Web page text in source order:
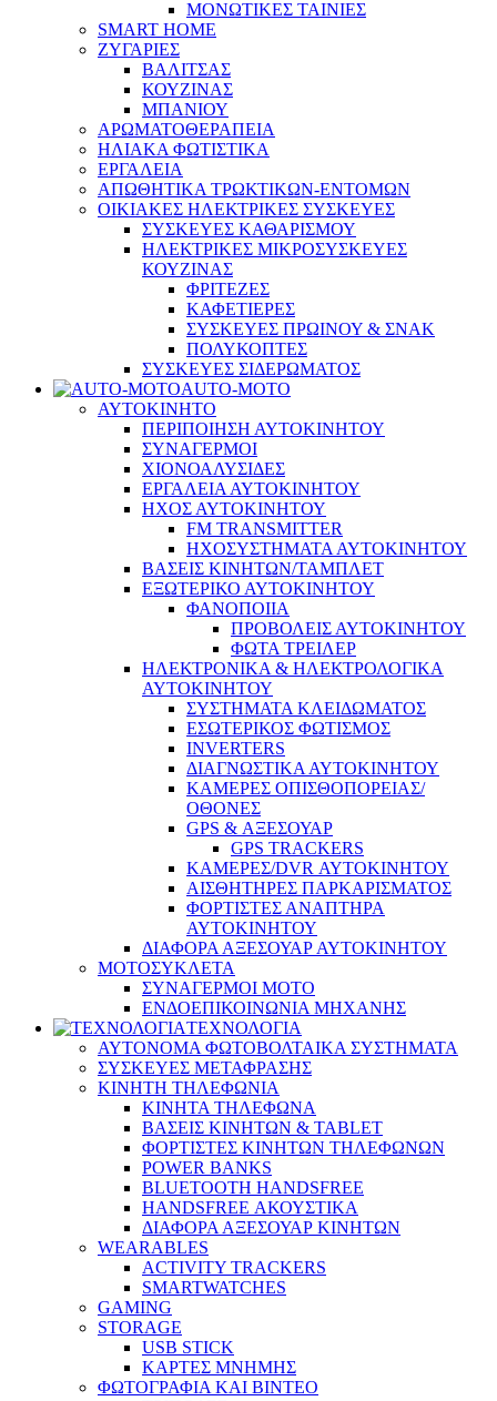
ΜΟΝΩΤΙΚΕΣ ΤΑΙΝΙΕΣ
SMART HOME
ΖΥΓΑΡΙΕΣ
ΒΑΛΙΤΣΑΣ
ΚΟΥΖΙΝΑΣ
ΜΠΑΝΙΟΥ
ΑΡΩΜΑΤΟΘΕΡΑΠΕΙΑ
ΗΛΙΑΚΑ ΦΩΤΙΣΤΙΚΑ
ΕΡΓΑΛΕΙΑ
ΑΠΩΘΗΤΙΚΑ ΤΡΩΚΤΙΚΩΝ-ΕΝΤΟΜΩΝ
ΟΙΚΙΑΚΕΣ ΗΛΕΚΤΡΙΚΕΣ ΣΥΣΚΕΥΕΣ
ΣΥΣΚΕΥΕΣ ΚΑΘΑΡΙΣΜΟΥ
ΗΛΕΚΤΡΙΚΕΣ ΜΙΚΡΟΣΥΣΚΕΥΕΣ
ΚΟΥΖΙΝΑΣ
ΦΡΙΤΕΖΕΣ
ΚΑΦΕΤΙΕΡΕΣ
ΣΥΣΚΕΥΕΣ ΠΡΩΙΝΟΥ & ΣΝΑΚ
ΠΟΛΥΚΟΠΤΕΣ
ΣΥΣΚΕΥΕΣ ΣΙΔΕΡΩΜΑΤΟΣ
AUTO-MOTO
ΑΥΤΟΚΙΝΗΤΟ
ΠΕΡΙΠΟΙΗΣΗ ΑΥΤΟΚΙΝΗΤΟΥ
ΣΥΝΑΓΕΡΜΟΙ
ΧΙΟΝΟΑΛΥΣΙΔΕΣ
ΕΡΓΑΛΕΙΑ ΑΥΤΟΚΙΝΗΤΟΥ
ΗΧΟΣ ΑΥΤΟΚΙΝΗΤΟΥ
FM TRANSMITTER
ΗΧΟΣΥΣΤΗΜΑΤΑ ΑΥΤΟΚΙΝΗΤΟΥ
ΒΑΣΕΙΣ ΚΙΝΗΤΩΝ/ΤΑΜΠΛΕΤ
ΕΞΩΤΕΡΙΚΟ ΑΥΤΟΚΙΝΗΤΟΥ
ΦΑΝΟΠΟΙΙΑ
ΠΡΟΒΟΛΕΙΣ ΑΥΤΟΚΙΝΗΤΟΥ
ΦΩΤΑ ΤΡΕΙΛΕΡ
ΗΛΕΚΤΡΟΝΙΚΑ & ΗΛΕΚΤΡΟΛΟΓΙΚΑ
ΑΥΤΟΚΙΝΗΤΟΥ
ΣΥΣΤΗΜΑΤΑ ΚΛΕΙΔΩΜΑΤΟΣ
ΕΣΩΤΕΡΙΚΟΣ ΦΩΤΙΣΜΟΣ
INVERTERS
ΔΙΑΓΝΩΣΤΙΚΑ ΑΥΤΟΚΙΝΗΤΟΥ
ΚΑΜΕΡΕΣ ΟΠΙΣΘΟΠΟΡΕΙΑΣ/
ΟΘΟΝΕΣ
GPS & ΑΞΕΣΟΥΑΡ
GPS TRACKERS
ΚΑΜΕΡΕΣ/DVR ΑΥΤΟΚΙΝΗΤΟΥ
ΑΙΣΘΗΤΗΡΕΣ ΠΑΡΚΑΡΙΣΜΑΤΟΣ
ΦΟΡΤΙΣΤΕΣ ΑΝΑΠΤΗΡΑ
ΑΥΤΟΚΙΝΗΤΟΥ
ΔΙΑΦΟΡΑ ΑΞΕΣΟΥΑΡ ΑΥΤΟΚΙΝΗΤΟΥ
ΜΟΤΟΣΥΚΛΕΤΑ
ΣΥΝΑΓΕΡΜΟΙ ΜΟΤΟ
ΕΝΔΟΕΠΙΚΟΙΝΩΝΙΑ ΜΗΧΑΝΗΣ
ΤΕΧΝΟΛΟΓΙΑ
ΑΥΤΟΝΟΜΑ ΦΩΤΟΒΟΛΤΑΙΚΑ ΣΥΣΤΗΜΑΤΑ
ΣΥΣΚΕΥΕΣ ΜΕΤΑΦΡΑΣΗΣ
ΚΙΝΗΤΗ ΤΗΛΕΦΩΝΙΑ
ΚΙΝΗΤΑ ΤΗΛΕΦΩΝΑ
ΒΑΣΕΙΣ ΚΙΝΗΤΩΝ & TABLET
ΦΟΡΤΙΣΤΕΣ ΚΙΝΗΤΩΝ ΤΗΛΕΦΩΝΩΝ
POWER BANKS
BLUETOOTH HANDSFREE
HANDSFREE ΑΚΟΥΣΤΙΚΑ
ΔΙΑΦΟΡΑ ΑΞΕΣΟΥΑΡ ΚΙΝΗΤΩΝ
WEARABLES
ACTIVITY TRACKERS
SMARTWATCHES
GAMING
STORAGE
USB STICK
ΚΑΡΤΕΣ ΜΝΗΜΗΣ
ΦΩΤΟΓΡΑΦΙΑ ΚΑΙ ΒΙΝΤΕΟ